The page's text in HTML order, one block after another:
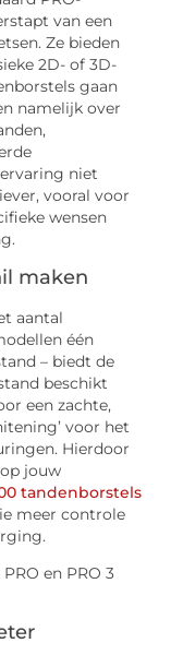
van een
Ze bieden
2D- of 3D-
gaan
namelijk over
niet
vooral voor
wensen
maken
aantal
één
– biedt de
beschikt
een zachte,
voor het
Hierdoor
jouw
tandenborstels
meer controle